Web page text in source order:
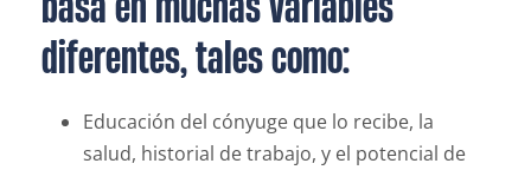
diferentes, tales como:
Educación del cónyuge que lo recibe, la
salud, historial de trabajo, y el potencial de